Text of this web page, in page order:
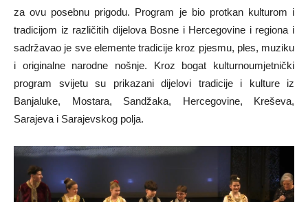
za ovu posebnu prigodu. Program je bio protkan kulturom i
tradicijom iz različitih dijelova Bosne i Hercegovine i regiona i
sadržavao je sve elemente tradicije kroz pjesmu, ples, muziku
i originalne narodne nošnje. Kroz bogat kulturnoumjetnički
program svijetu su prikazani dijelovi tradicije i kulture iz
Banjaluke, Mostara, Sandžaka, Hercegovine, Kreševa,
Sarajeva i Sarajevskog polja.